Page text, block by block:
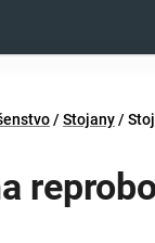
/ Stojany/